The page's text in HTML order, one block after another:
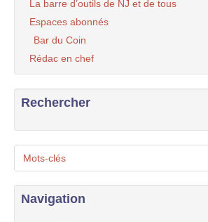
La barre d’outils de NJ et de tous
Espaces abonnés
Bar du Coin
Rédac en chef
Rechercher
Mots-clés
Navigation